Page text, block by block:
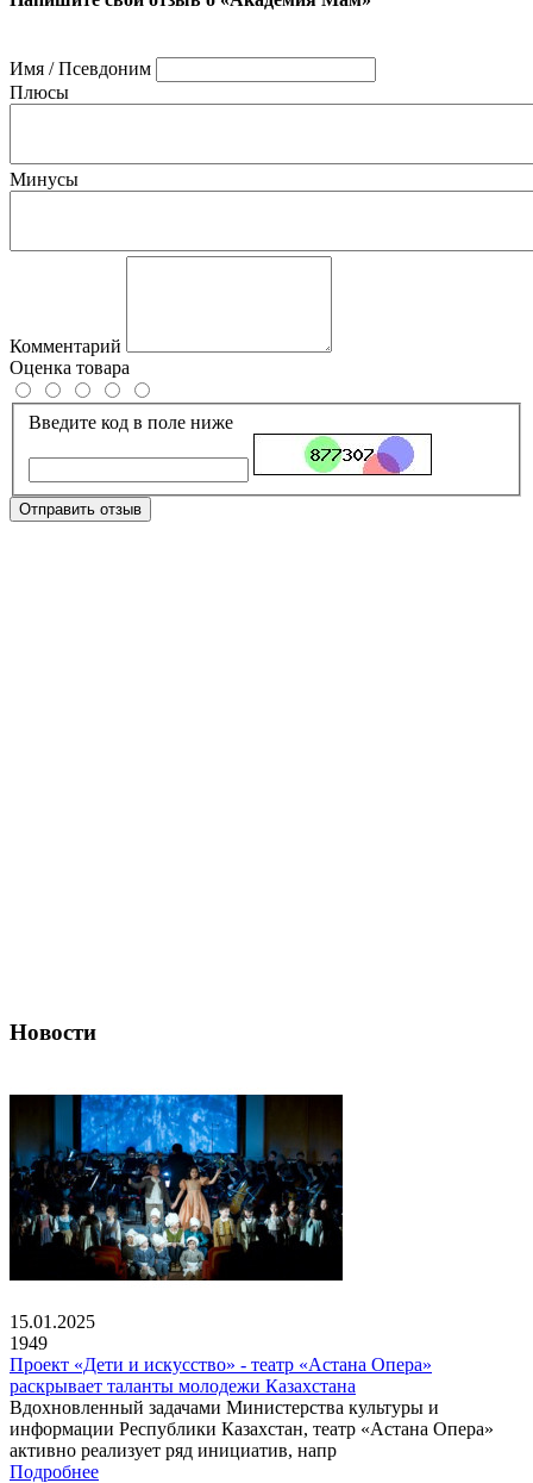
Имя / Псевдоним
Плюсы
Минусы
Комментарий
Оценка товара
Введите код в поле ниже
Отправить отзыв
Новости
15.01.2025
1949
Проект «Дети и искусство» - театр «Астана Опера»
раскрывает таланты молодежи Казахстана
Вдохновленный задачами Министерства культуры и
информации Республики Казахстан, театр «Астана Опера»
активно реализует ряд инициатив, напр
Подробнее